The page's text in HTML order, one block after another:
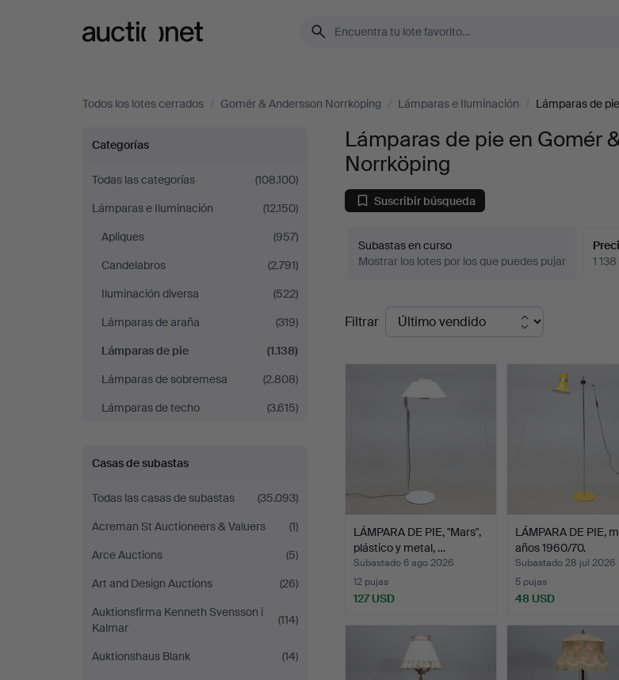
Todos los lotes cerrados / Gomér & Andersson Norrköping / Lámparas e Iluminación / Lámparas de pie
Lámparas
de
pie
en
Gomér
Andersson
Norrköping
Categorías
Todas las categorías
(108.100)
Lámparas e Iluminación
(12.150)
Apliques
(957)
Candelabros
(2.791)
Iluminación diversa
(522)
Lámparas de araña
(319)
Lámparas de pie
(1.138)
Lámparas de sobremesa
(2.808)
Lámparas de techo
(3.615)
Casas de subastas
Todas las casas de subastas
(35.093)
Acreman St Auctioneers & Valuers
(1)
Arce Auctions
(5)
Art and Design Auctions
(26)
Auktionsfirma Kenneth Svensson i
Kalmar
(114)
Auktionshaus Blank
(14)
Lámparas de pie en Gomér
Norrköping
Suscribir búsqueda
Subastas en curso
Mostrar los lotes por los que puedes pujar
1
Precios
de
remate
Filtrar
LÁMPARA DE PIE, "Mars",
plástico y metal, …
Subastado 6 ago 2026
12 pujas
127 USD
LÁMPARA DE PIE,
años 1960/70.
Subastado 28 jul 2026
5 pujas
48 USD